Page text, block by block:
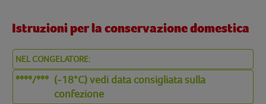
Istruzioni per la conservazione domestica
NEL CONGELATORE:
****/*** (-18°C) vedi data consigliata sulla
confezione